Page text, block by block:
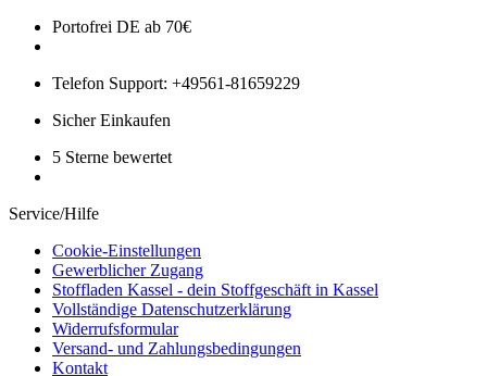
Portofrei DE ab 70€
Telefon Support: +49561-81659229
Sicher Einkaufen
5 Sterne bewertet
Service/Hilfe
Cookie-Einstellungen
Gewerblicher Zugang
Stoffladen Kassel - dein Stoffgeschäft in Kassel
Vollständige Datenschutzerklärung
Widerrufsformular
Versand- und Zahlungsbedingungen
Kontakt